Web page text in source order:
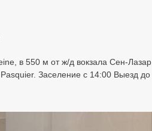
в 550 м от ж/д вокзала Сен-Лазар,
Заселение с 14:00 Выезд до